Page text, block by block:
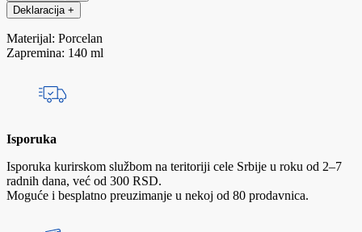
Deklaracija +
Materijal: Porcelan
Zapremina: 140 ml
Isporuka
Isporuka kurirskom službom na teritoriji cele Srbije u roku od 2–7
radnih dana, već od 300 RSD.
Moguće i besplatno preuzimanje u nekoj od 80 prodavnica.